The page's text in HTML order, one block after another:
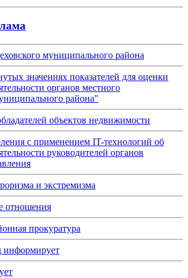
муниципального района
значениях показателей для оценки
органов местного
района"
объектов недвижимости
с применением IT-технологий об
руководителей органов
и экстремизма
отношения
прокуратура